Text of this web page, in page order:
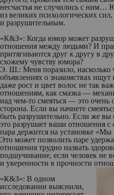
несчастья не случились с ним…
из великих психологических
и разрушительным.
«К&З»: Когда юмор может
отношения между людьми? И
притягиваются друг к другу в
схожему чувству юмора?
Э. Ш.: Меня поразило, насколько
объявлениях о знакомствах
даже рост и цвет волос не так
отношениям, как смазка —
над чем-то смеяться — это очень
сторона. Если вы начнете
быть разрушительно. Если же вы
это разрушает ваши отношения с
пара держится на установке
Это может позволить паре
отношения трудно назвать
подшучивание, если человек не
и уверенности в прочности
«К&З»: В одном
исследовании выяснили,